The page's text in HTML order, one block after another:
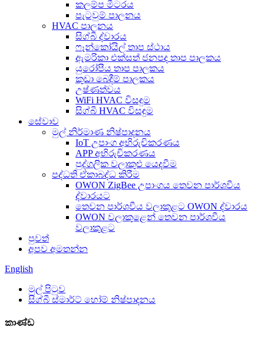
කලම්ප මීටරය
පැටවුම් පාලනය
HVAC පාලනය
සිග්බී ද්වාරය
ෆෑන්කෝයිල් තාප ස්ථාය
ඇමරිකා එක්සත් ජනපද තාප පාලකය
යුරෝපීය තාප පාලකය
කුඩා බෙදීම් පාලකය
උෂ්ණත්වය
WiFi HVAC විසඳුම
සිග්බී HVAC විසඳුම
සේවාව
මුල් නිර්මාණ නිෂ්පාදනය
IoT උපාංග අභිරුචිකරණය
APP අභිරුචිකරණය
පුද්ගලික වලාකුළු යෙදවීම
පද්ධති ඒකාබද්ධ කිරීම
OWON ZigBee උපාංගය තෙවන පාර්ශවීය
ද්වාරයට
තෙවන පාර්ශවීය වලාකුළට OWON ද්වාරය
OWON වලාකුළෙන් තෙවන පාර්ශවීය
වලාකුළට
පුවත්
අපව අමතන්න
English
මුල් පිටුව
සිග්බී ස්මාර්ට් හෝම් නිෂ්පාදනය
කාණ්ඩ